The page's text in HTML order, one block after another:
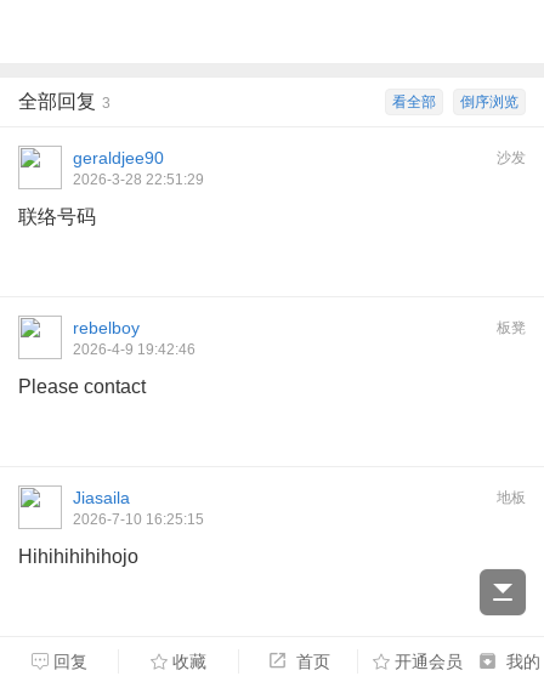
倒序浏览
看全部
全部回复 3
沙发
geraldjee90
2026-3-28 22:51:29
联络号码
板凳
rebelboy
2026-4-9 19:42:46
Please contact
地板
Jiasaila
2026-7-10 16:25:15
Hihihihihihojo
回复 收藏 首页 开通会员 我的